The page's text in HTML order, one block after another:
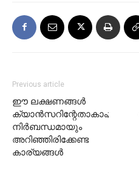
Previous article
ഈ ലക്ഷണങ്ങൾ
ക്യാൻസറിന്റേതാകാം;
നിർബന്ധമായും
അറിഞ്ഞിരിക്കേണ്ട
കാര്യങ്ങൾ